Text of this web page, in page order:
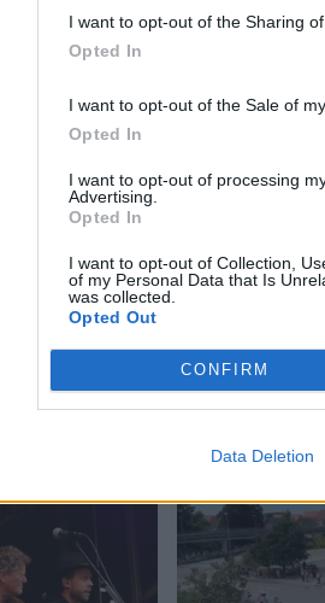
I want to opt-out of the Sharing
Opted In
I want to opt-out of the Sale of
Opted In
I want to opt-out of processing
Advertising.
Opted In
I want to opt-out of Collection,
of my Personal Data that Is
was collected.
Opted Out
CONFIRM
Data Deletion
og omegn